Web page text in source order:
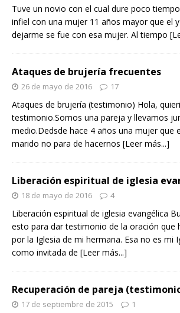
Tuve un novio con el cual dure poco
infiel con una mujer 11 años mayor que el
dejarme se fue con esa mujer. Al tiempo
Ataques de brujería frecuentes
26 de mayo de 2016 17
Ataques de brujería (testimonio) Hola,
testimonio.Somos una pareja y llevamos
medio.Dedsde hace 4 años una mujer que
marido no para de hacernos [Leer más...]
Liberación espiritual de iglesia
18 de mayo de 2016 4
Liberación espiritual de iglesia evangélica
esto para dar testimonio de la oración que
por la Iglesia de mi hermana. Esa no es mi
como invitada de [Leer más...]
Recuperación de pareja
17 de septiembre de 2015 1